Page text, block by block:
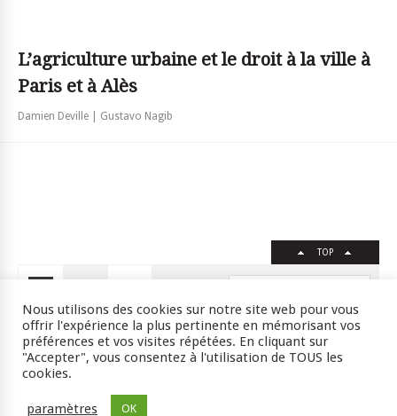
L’agriculture urbaine et le droit à la ville à
Paris et à Alès
Damien Deville | Gustavo Nagib
TOP
Crédits RSS Plan du site
ISSN : 2105-0392 l © 2009 JSSJ
Nous utilisons des cookies sur notre site web pour vous
offrir l'expérience la plus pertinente en mémorisant vos
préférences et vos visites répétées. En cliquant sur
"Accepter", vous consentez à l'utilisation de TOUS les
cookies.
paramètres OK